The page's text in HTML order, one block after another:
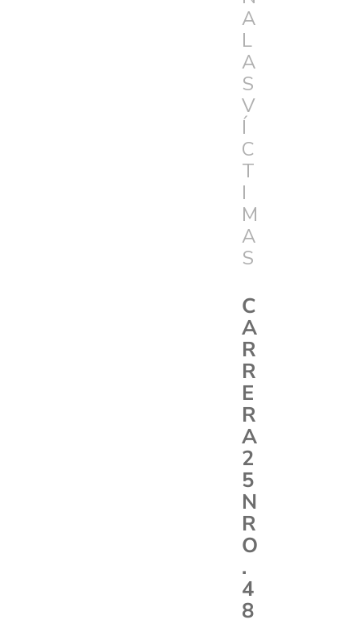
A
L
A
S
V
Í
C
T
I
M
A
S
C
A
R
R
E
R
A
2
5
N
R
O
.
4
8